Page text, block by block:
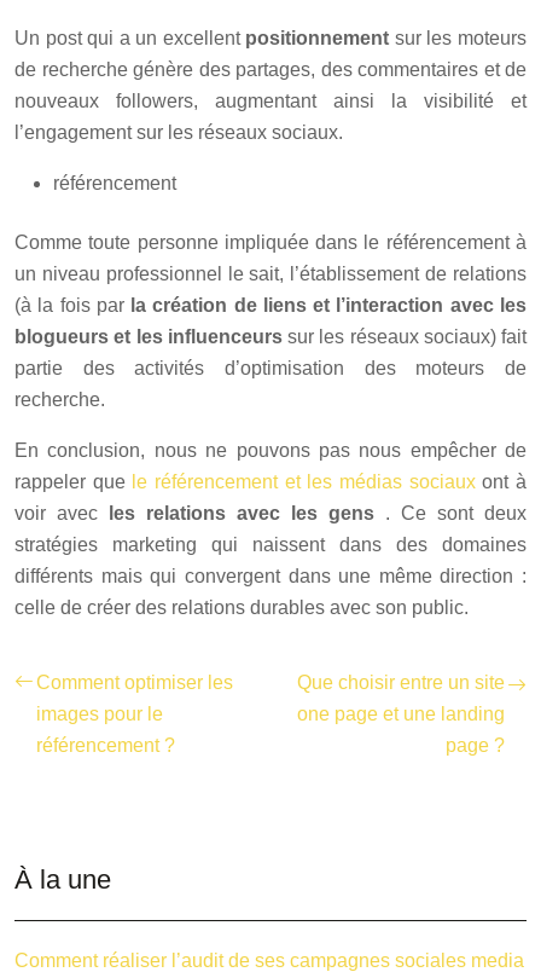
Un post qui a un excellent positionnement sur les moteurs
de recherche génère des partages, des commentaires et de
nouveaux followers, augmentant ainsi la visibilité et
l’engagement sur les réseaux sociaux.
référencement
Comme toute personne impliquée dans le référencement à
un niveau professionnel le sait, l’établissement de relations
(à la fois par la création de liens et l’interaction avec les
blogueurs et les influenceurssur les réseaux sociaux) fait
partie des activités d’optimisation des moteurs de
recherche.
En conclusion, nous ne pouvons pas nous empêcher de
rappeler que le référencement et les médias sociauxont à
voir avec
les relations avec les gens . Ce sont deux
stratégies marketing qui naissent dans des domaines
différents mais qui convergent dans une même direction :
celle de créer des relations durables avec son public.
Comment optimiser les
images pour le
référencement ?
Que choisir entre un site
one page et une landing
page ?
À la une
Comment réaliser l’audit de ses campagnes sociales media